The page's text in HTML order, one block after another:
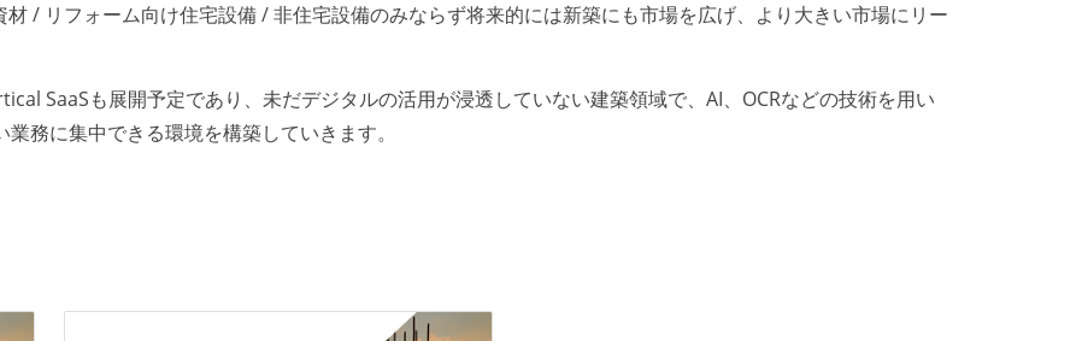
/ リフォーム向け住宅設備 / 非住宅設備のみならず将来的には新築にも市場を広げ、より大きい市場にリー
SaaSも展開予定であり、未だデジタルの活用が浸透していない建築領域で、AI、OCRなどの技術を用い
務に集中できる環境を構築していきます。